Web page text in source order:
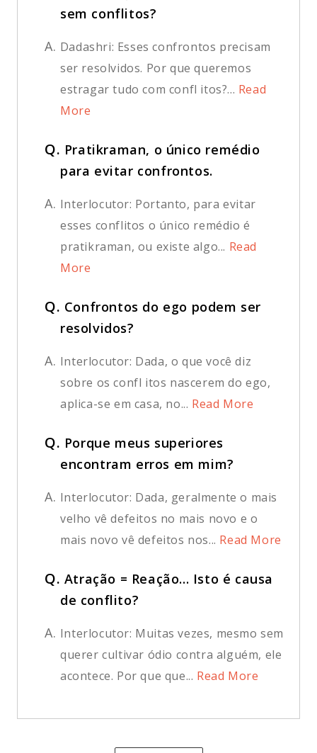
sem conflitos?
A. Dadashri: Esses confrontos precisam
ser resolvidos. Por que queremos
estragar tudo com confl itos?... Read
More
Q. Pratikraman, o único remédio
para evitar confrontos.
A. Interlocutor: Portanto, para evitar
esses conflitos o único remédio é
pratikraman, ou existe algo... Read
More
Q. Confrontos do ego podem ser
resolvidos?
A. Interlocutor: Dada, o que você diz
sobre os confl itos nascerem do ego,
aplica-se em casa, no... Read More
Q. Porque meus superiores
encontram erros em mim?
A. Interlocutor: Dada, geralmente o mais
velho vê defeitos no mais novo e o
mais novo vê defeitos nos... Read More
Q. Atração = Reação... Isto é causa
de conflito?
A. Interlocutor: Muitas vezes, mesmo sem
querer cultivar ódio contra alguém, ele
acontece. Por que que... Read More